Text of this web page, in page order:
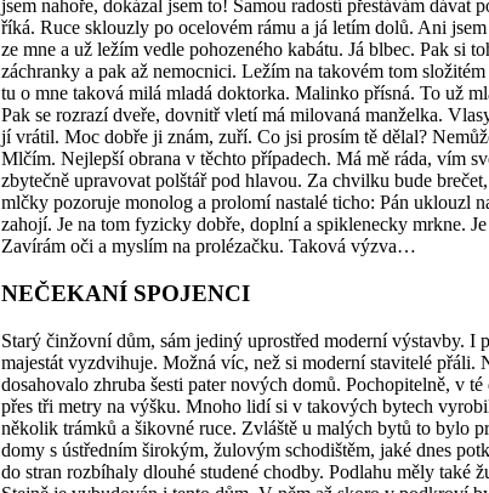
jsem nahoře, dokázal jsem to! Samou radostí přestávám dávat
říká. Ruce sklouzly po ocelovém rámu a já letím dolů. Ani
ze mne a už ležím vedle pohozeného kabátu. Já blbec. Pak si
záchranky a pak až nemocnici. Ležím na takovém tom
tu o mne taková milá mladá doktorka. Malinko přísná. To už
Pak se rozrazí dveře, dovnitř vletí má milovaná manželka.
jí vrátil. Moc dobře ji znám, zuří. Co jsi prosím tě dělal?
Mlčím. Nejlepší obrana v těchto případech. Má mě ráda, vím
zbytečně upravovat polštář pod hlavou. Za chvilku bude
mlčky pozoruje monolog a prolomí nastalé ticho: Pán uklouzl
zahojí. Je na tom fyzicky dobře, doplní a spiklenecky mrkne. Je
Zavírám oči a myslím na prolézačku. Taková výzva…
NEČEKANÍ SPOJENCI
Starý činžovní dům, sám jediný uprostřed moderní výstavby. I
majestát vyzdvihuje. Možná víc, než si moderní stavitelé přáli.
dosahovalo zhruba šesti pater nových domů. Pochopitelně, v
přes tři metry na výšku. Mnoho lidí si v takových bytech
několik trámků a šikovné ruce. Zvláště u malých bytů to bylo
domy s ústředním širokým, žulovým schodištěm, jaké dnes
do stran rozbíhaly dlouhé studené chodby. Podlahu měly také